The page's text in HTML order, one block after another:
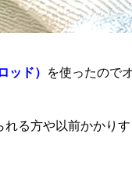
ッド） を使ったので
れる方や以前かかり